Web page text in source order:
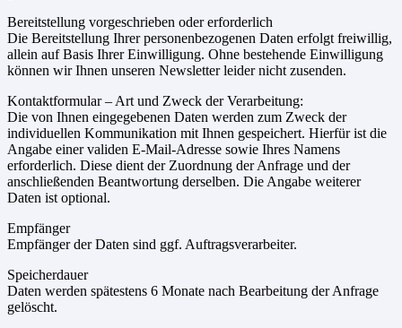
Bereitstellung vorgeschrieben oder erforderlich
Die Bereitstellung Ihrer personenbezogenen Daten erfolgt freiwillig,
allein auf Basis Ihrer Einwilligung. Ohne bestehende Einwilligung
können wir Ihnen unseren Newsletter leider nicht zusenden.
Kontaktformular – Art und Zweck der Verarbeitung:
Die von Ihnen eingegebenen Daten werden zum Zweck der
individuellen Kommunikation mit Ihnen gespeichert. Hierfür ist die
Angabe einer validen E-Mail-Adresse sowie Ihres Namens
erforderlich. Diese dient der Zuordnung der Anfrage und der
anschließenden Beantwortung derselben. Die Angabe weiterer
Daten ist optional.
Empfänger
Empfänger der Daten sind ggf. Auftragsverarbeiter.
Speicherdauer
Daten werden spätestens 6 Monate nach Bearbeitung der Anfrage
gelöscht.